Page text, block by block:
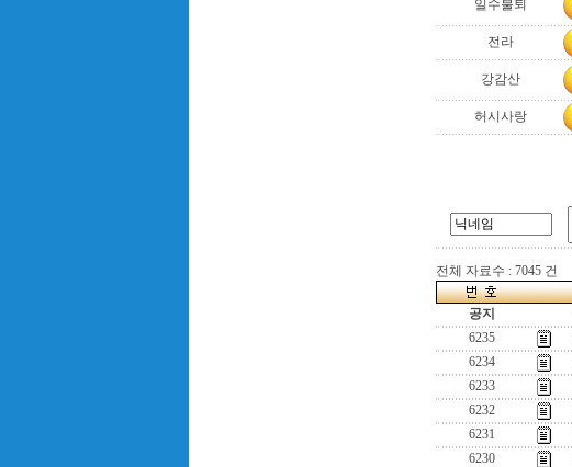
일수불퇴
전라
강감산
허시사랑
전체 자료수 : 7045 건
공지
6235
6234
6233
6232
6231
6230